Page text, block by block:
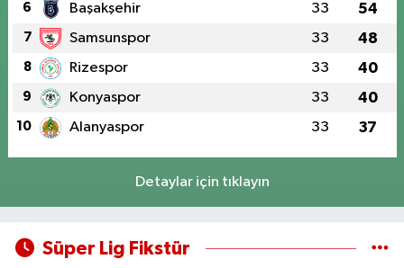
6 Başakşehir 33 54
7 Samsunspor 33 48
8 Rizespor 33 40
9 Konyaspor 33 40
10 Alanyaspor 33 37
Detaylar için tıklayın
Süper Lig Fikstür